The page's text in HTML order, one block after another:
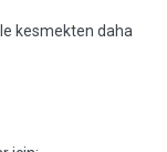
kesmekten daha